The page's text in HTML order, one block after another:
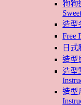
狗狗
造型
Free
日
造型
造型
造型